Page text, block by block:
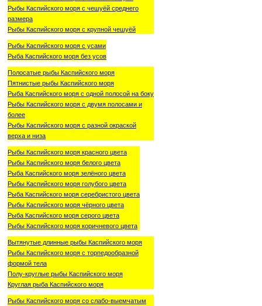
Рыбы Каспийского моря с чешуёй среднего
размера
Рыбы Каспийского моря с крупной чешуёй
Рыбы Каспийского моря с усами
Рыба Каспийского моря без усов
Полосатые рыбы Каспийского моря
Пятнистые рыбы Каспийского моря
Рыба Каспийского моря с одной полосой на боку
Рыбы Каспийского моря с двумя полосами и
более
Рыбы Каспийского моря с разной окраской
верха и низа
Рыбы Каспийского моря красного цвета
Рыбы Каспийского моря белого цвета
Рыба Каспийского моря зелёного цвета
Рыбы Каспийского моря голубого цвета
Рыба Каспийского моря серебристого цвета
Рыбы Каспийского моря чёрного цвета
Рыба Каспийского моря серого цвета
Рыбы Каспийского моря коричневого цвета
Вытянутые длинные рыбы Каспийского моря
Рыбы Каспийского моря с торпедообразной
формой тела
Полу-круглые рыбы Каспийского моря
Круглая рыба Каспийского моря
Рыбы Каспийского моря со слабо-выемчатым